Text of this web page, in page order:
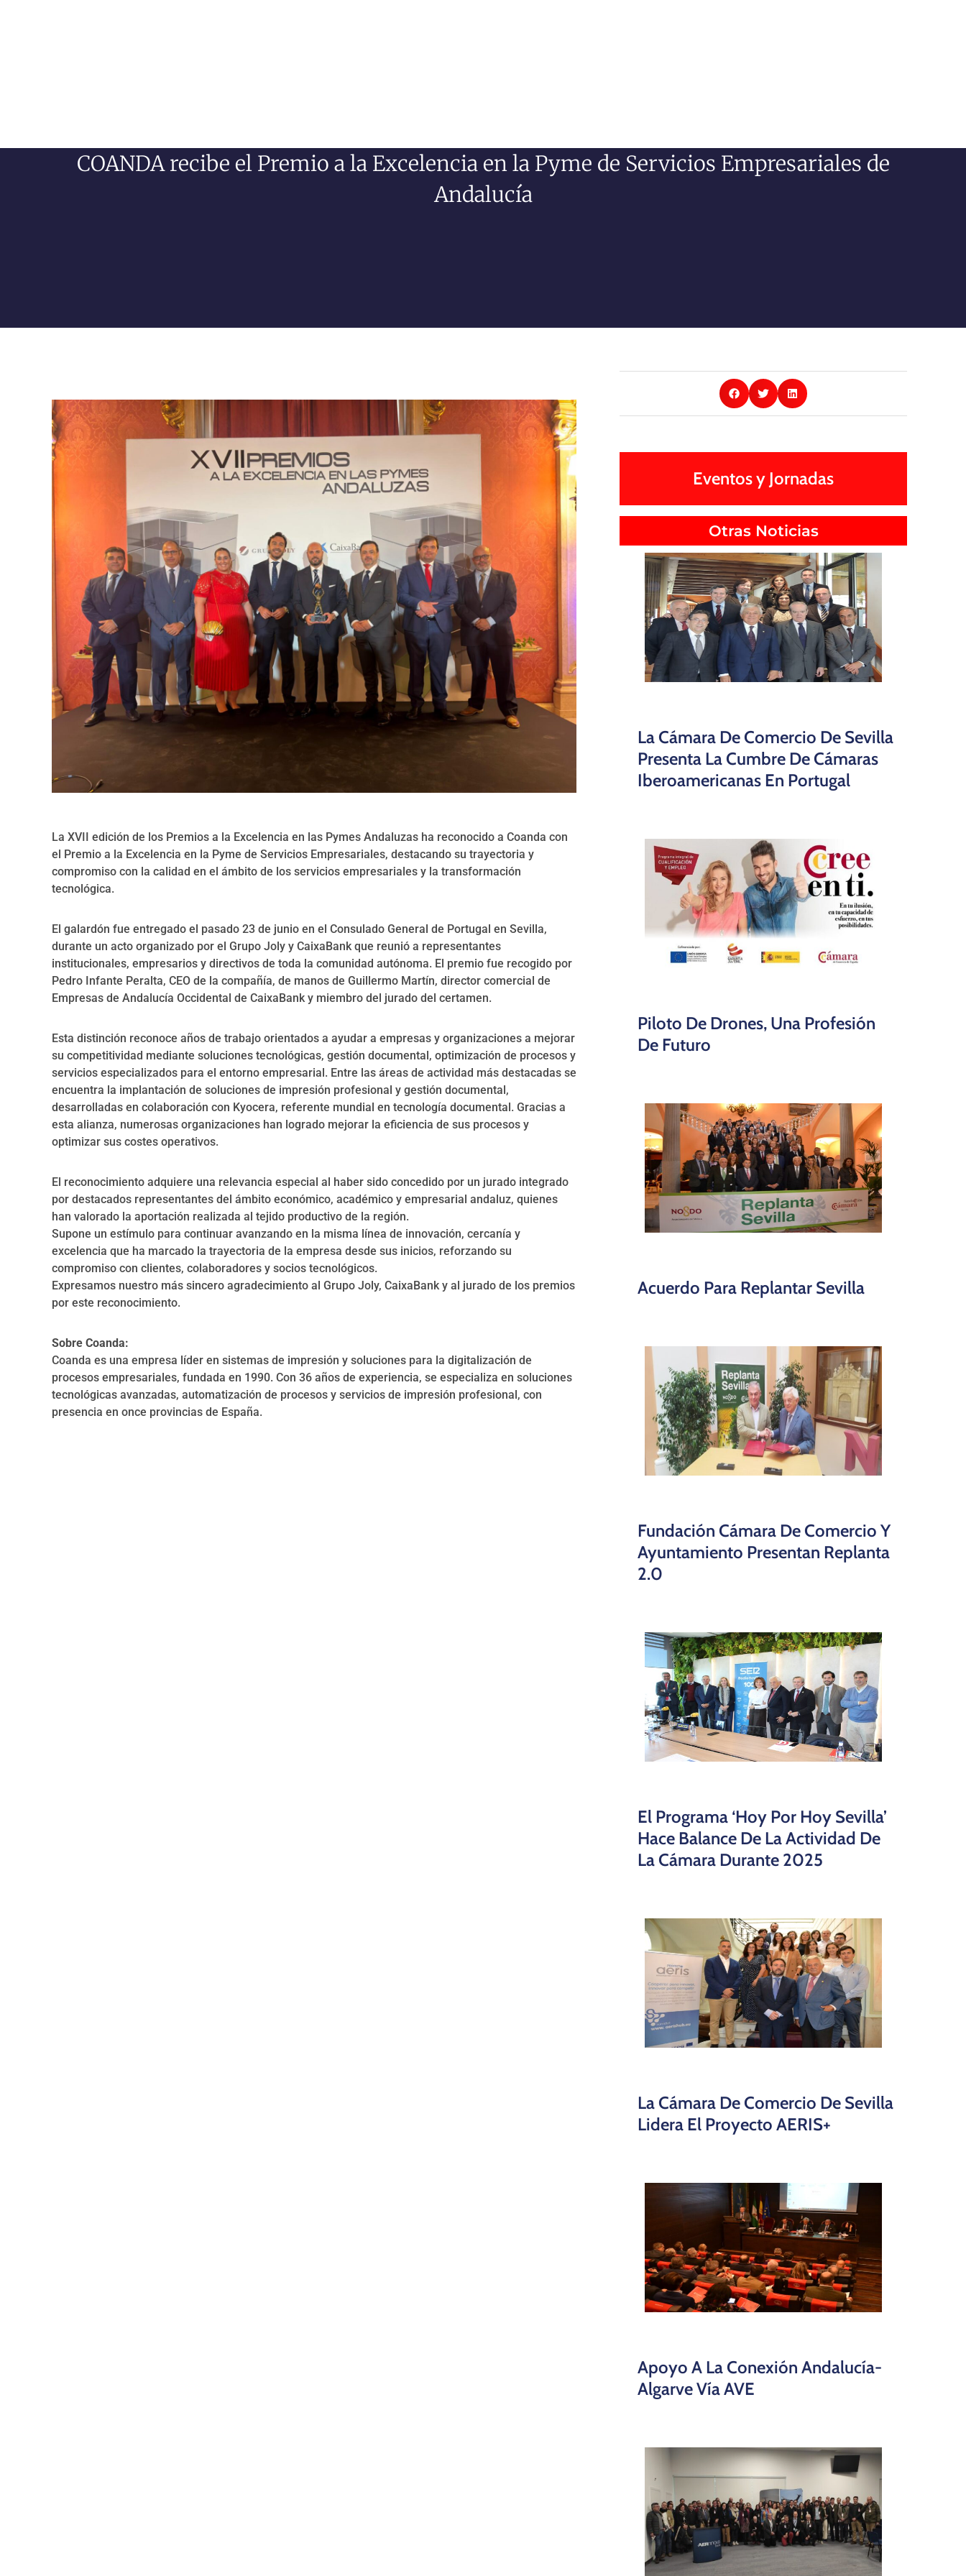
COANDA recibe el Premio a la Excelencia en la Pyme de Servicios Empresariales de
Andalucía
La XVII edición de los Premios a la Excelencia en las Pymes Andaluzas ha reconocido a Coanda con
el Premio a la Excelencia en la Pyme de Servicios Empresariales, destacando su trayectoria y
compromiso con la calidad en el ámbito de los servicios empresariales y la transformación
tecnológica.
El galardón fue entregado el pasado 23 de junio en el Consulado General de Portugal en Sevilla,
durante un acto organizado por el Grupo Joly y CaixaBank que reunió a representantes
institucionales, empresarios y directivos de toda la comunidad autónoma. El premio fue recogido por
Pedro Infante Peralta, CEO de la compañía, de manos de Guillermo Martín, director comercial de
Empresas de Andalucía Occidental de CaixaBank y miembro del jurado del certamen.
Esta distinción reconoce años de trabajo orientados a ayudar a empresas y organizaciones a mejorar
su competitividad mediante soluciones tecnológicas, gestión documental, optimización de procesos y
servicios especializados para el entorno empresarial. Entre las áreas de actividad más destacadas se
encuentra la implantación de soluciones de impresión profesional y gestión documental,
desarrolladas en colaboración con Kyocera, referente mundial en tecnología documental. Gracias a
esta alianza, numerosas organizaciones han logrado mejorar la eficiencia de sus procesos y
optimizar sus costes operativos.
El reconocimiento adquiere una relevancia especial al haber sido concedido por un jurado integrado
por destacados representantes del ámbito económico, académico y empresarial andaluz, quienes
han valorado la aportación realizada al tejido productivo de la región.
Supone un estímulo para continuar avanzando en la misma línea de innovación, cercanía y
excelencia que ha marcado la trayectoria de la empresa desde sus inicios, reforzando su
compromiso con clientes, colaboradores y socios tecnológicos.
Expresamos nuestro más sincero agradecimiento al Grupo Joly, CaixaBank y al jurado de los premios
por este reconocimiento.
Sobre Coanda:
Coanda es una empresa líder en sistemas de impresión y soluciones para la digitalización de
procesos empresariales, fundada en 1990. Con 36 años de experiencia, se especializa en soluciones
tecnológicas avanzadas, automatización de procesos y servicios de impresión profesional, con
presencia en once provincias de España.
Eventos y Jornadas
Otras Noticias
La Cámara De Comercio De Sevilla
Presenta La Cumbre De Cámaras
Iberoamericanas En Portugal
Piloto De Drones, Una Profesión
De Futuro
Acuerdo Para Replantar Sevilla
Fundación Cámara De Comercio Y
Ayuntamiento Presentan Replanta
2.0
El Programa ‘Hoy Por Hoy Sevilla’
Hace Balance De La Actividad De
La Cámara Durante 2025
La Cámara De Comercio De Sevilla
Lidera El Proyecto AERIS+
Apoyo A La Conexión Andalucía-
Algarve Vía AVE